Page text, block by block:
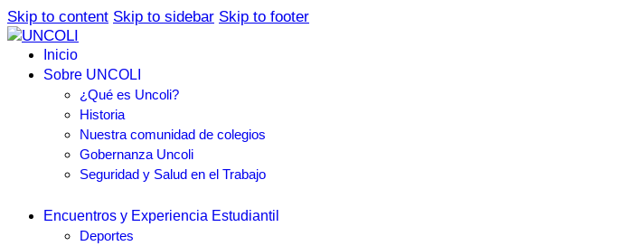
Skip to content Skip to sidebar Skip to footer
Inicio
Sobre UNCOLI
¿Qué es Uncoli?
Historia
Nuestra comunidad de colegios
Gobernanza Uncoli
Seguridad y Salud en el Trabajo
Encuentros y Experiencia Estudiantil
Deportes